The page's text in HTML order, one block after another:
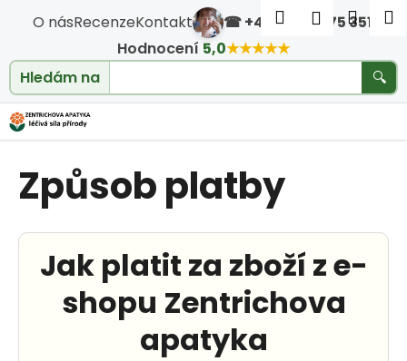
O násRecenzeKontakt ☎ +420 604 475 351
Hodnocení 5,0★★★★★
Hledám na
🔍
Hledat
Způsob platby
Jak platit za zboží z e-
shopu Zentrichova
apatyka
Košík
C
o
p
o